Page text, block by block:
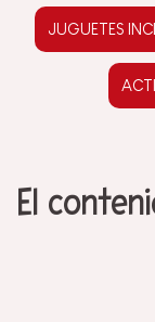
JUGUETES
El